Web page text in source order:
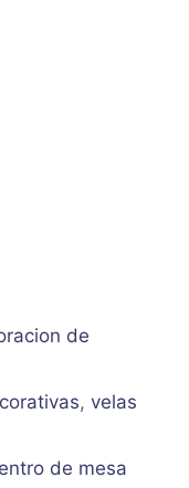
de
,velas
de mesa